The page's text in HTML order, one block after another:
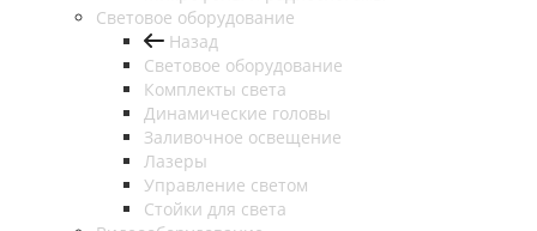
Световое оборудование
Назад
Световое оборудование
Комплекты света
Динамические головы
Заливочное освещение
Лазеры
Управление светом
Стойки для света